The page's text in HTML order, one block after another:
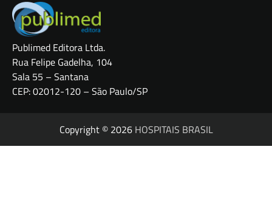
Publimed Editora Ltda.
Rua Felipe Gadelha, 104
Sala 55 – Santana
CEP: 02012-120 – São Paulo/SP
Copyright © 2026 HOSPITAIS BRASIL